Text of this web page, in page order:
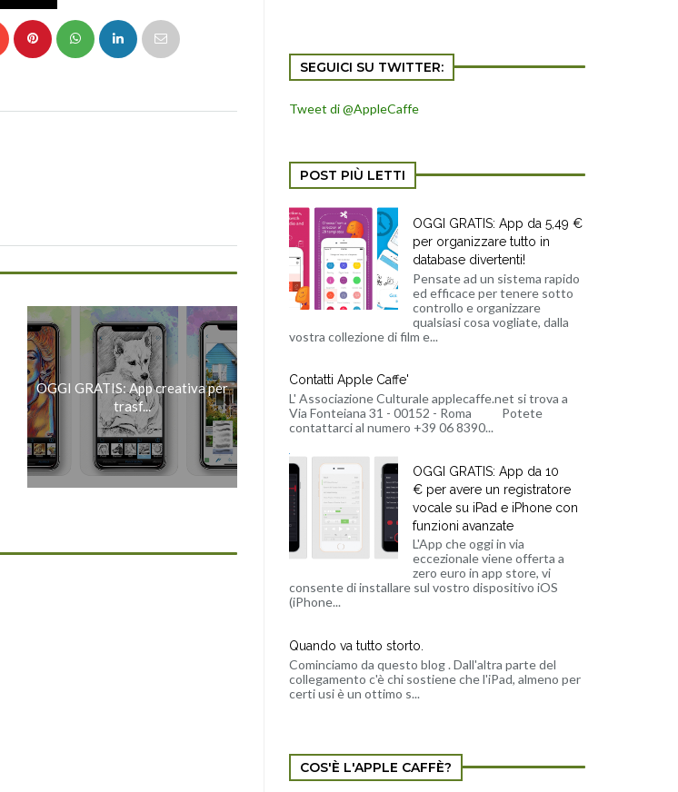
OGGI GRATIS: App creativa per
trasf...
SEGUICI SU TWITTER:
Tweet di @AppleCaffe
POST PIÙ LETTI
OGGI GRATIS: App da 5,49 €
per organizzare tutto in
database divertenti!
Pensate ad un sistema rapido
ed efficace per tenere sotto
controllo e organizzare
qualsiasi cosa vogliate, dalla
vostra collezione di film e...
Contatti Apple Caffe'
L' Associazione Culturale applecaffe.net si trova a
Via Fonteiana 31 - 00152 - Roma Potete
contattarci al numero +39 06 8390...
OGGI GRATIS: App da 10
€ per avere un registratore
vocale su iPad e iPhone con
funzioni avanzate
L'App che oggi in via
eccezionale viene offerta a
zero euro in app store, vi
consente di installare sul vostro dispositivo iOS
(iPhone...
Quando va tutto storto.
Cominciamo da questo blog . Dall'altra parte del
collegamento c'è chi sostiene che l'iPad, almeno per
certi usi è un ottimo s...
COS'È L'APPLE CAFFÈ?